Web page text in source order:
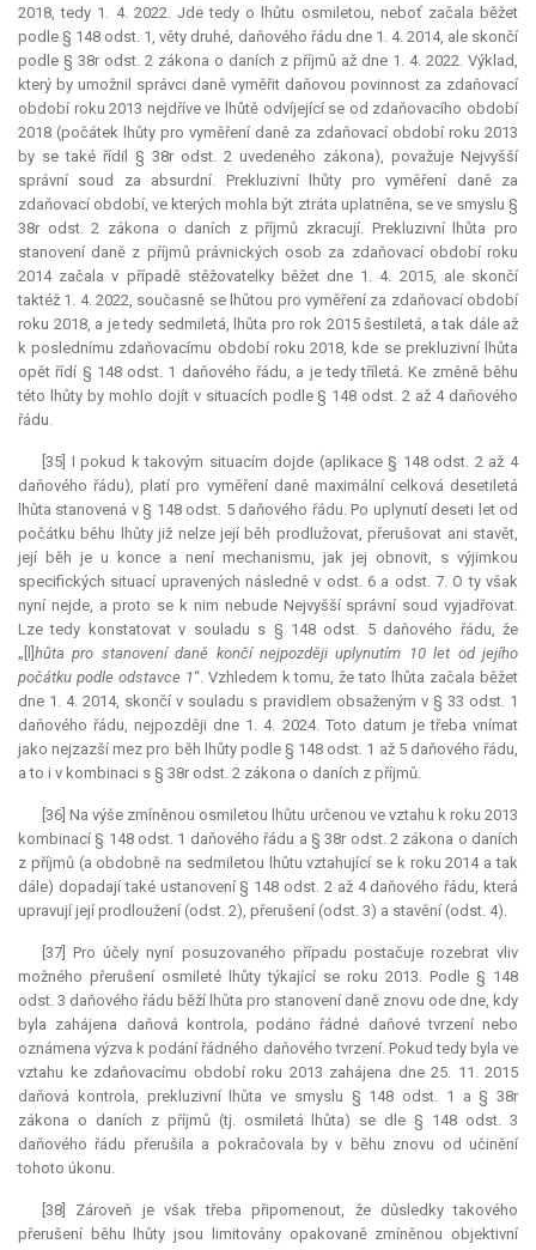
2018, tedy 1. 4. 2022. Jde tedy o lhůtu osmiletou, neboť začala běžet
podle § 148 odst. 1, věty druhé, daňového řádu dne 1. 4. 2014, ale skončí
podle § 38r odst. 2 zákona o daních z příjmů až dne 1. 4. 2022. Výklad,
který by umožnil správci daně vyměřit daňovou povinnost za zdaňovací
období roku 2013 nejdříve ve lhůtě odvíjející se od zdaňovacího období
2018 (počátek lhůty pro vyměření daně za zdaňovací období roku 2013
by se také řídil § 38r odst. 2 uvedeného zákona), považuje Nejvyšší
správní soud za absurdní. Prekluzivní lhůty pro vyměření daně za
zdaňovací období, ve kterých mohla být ztráta uplatněna, se ve smyslu §
38r odst. 2 zákona o daních z příjmů zkracují. Prekluzivní lhůta pro
stanovení daně z příjmů právnických osob za zdaňovací období roku
2014 začala v případě stěžovatelky běžet dne 1. 4. 2015, ale skončí
taktéž 1. 4. 2022, současně se lhůtou pro vyměření za zdaňovací období
roku 2018, a je tedy sedmiletá, lhůta pro rok 2015 šestiletá, a tak dále až
k poslednímu zdaňovacímu období roku 2018, kde se prekluzivní lhůta
opět řídí § 148 odst. 1 daňového řádu, a je tedy tříletá. Ke změně běhu
této lhůty by mohlo dojít v situacích podle § 148 odst. 2 až 4 daňového
řádu.
[35] I pokud k takovým situacím dojde (aplikace § 148 odst. 2 až 4
daňového řádu), platí pro vyměření daně maximální celková desetiletá
lhůta stanovená v § 148 odst. 5 daňového řádu. Po uplynutí deseti let od
počátku běhu lhůty již nelze její běh prodlužovat, přerušovat ani stavět,
její běh je u konce a není mechanismu, jak jej obnovit, s výjimkou
specifických situací upravených následně v odst. 6 a odst. 7. O ty však
nyní nejde, a proto se k nim nebude Nejvyšší správní soud vyjadřovat.
Lze tedy konstatovat v souladu s § 148 odst. 5 daňového řádu, že
„[l] hůta pro stanovení daně končí nejpozději uplynutím 10 let od jejího
počátku podle odstavce 1“. Vzhledem k tomu, že tato lhůta začala běžet
dne 1. 4. 2014, skončí v souladu s pravidlem obsaženým v § 33 odst. 1
daňového řádu, nejpozději dne 1. 4. 2024. Toto datum je třeba vnímat
jako nejzazší mez pro běh lhůty podle § 148 odst. 1 až 5 daňového řádu,
a to i v kombinaci s § 38r odst. 2 zákona o daních z příjmů.
[36] Na výše zmíněnou osmiletou lhůtu určenou ve vztahu k roku 2013
kombinací § 148 odst. 1 daňového řádu a § 38r odst. 2 zákona o daních
z příjmů (a obdobně na sedmiletou lhůtu vztahující se k roku 2014 a tak
dále) dopadají také ustanovení § 148 odst. 2 až 4 daňového řádu, která
upravují její prodloužení (odst. 2), přerušení (odst. 3) a stavění (odst. 4).
[37] Pro účely nyní posuzovaného případu postačuje rozebrat vliv
možného přerušení osmileté lhůty týkající se roku 2013. Podle § 148
odst. 3 daňového řádu běží lhůta pro stanovení daně znovu ode dne, kdy
byla zahájena daňová kontrola, podáno řádné daňové tvrzení nebo
oznámena výzva k podání řádného daňového tvrzení. Pokud tedy byla ve
vztahu ke zdaňovacímu období roku 2013 zahájena dne 25. 11. 2015
daňová kontrola, prekluzivní lhůta ve smyslu § 148 odst. 1 a § 38r
zákona o daních z příjmů (tj. osmiletá lhůta) se dle § 148 odst. 3
daňového řádu přerušila a pokračovala by v běhu znovu od učinění
tohoto úkonu.
[38] Zároveň je však třeba připomenout, že důsledky takového
přerušení běhu lhůty jsou limitovány opakovaně zmíněnou objektivní